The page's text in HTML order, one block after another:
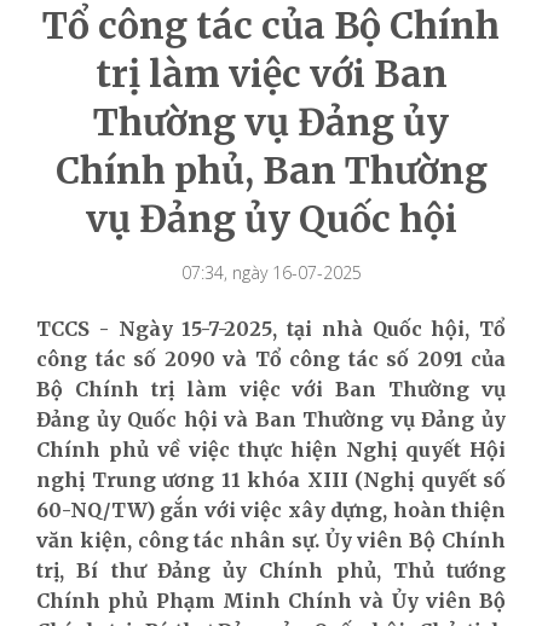
Tổ công tác của Bộ Chính
trị làm việc với Ban
Thường vụ Đảng ủy
Chính phủ, Ban Thường
vụ Đảng ủy Quốc hội
07:34, ngày 16-07-2025
TCCS - Ngày 15-7-2025, tại nhà Quốc hội, Tổ
công tác số 2090 và Tổ công tác số 2091 của
Bộ Chính trị làm việc với Ban Thường vụ
Đảng ủy Quốc hội và Ban Thường vụ Đảng ủy
Chính phủ về việc thực hiện Nghị quyết Hội
nghị Trung ương 11 khóa XIII (Nghị quyết số
60-NQ/TW) gắn với việc xây dựng, hoàn thiện
văn kiện, công tác nhân sự. Ủy viên Bộ Chính
trị, Bí thư Đảng ủy Chính phủ, Thủ tướng
Chính phủ Phạm Minh Chính và Ủy viên Bộ